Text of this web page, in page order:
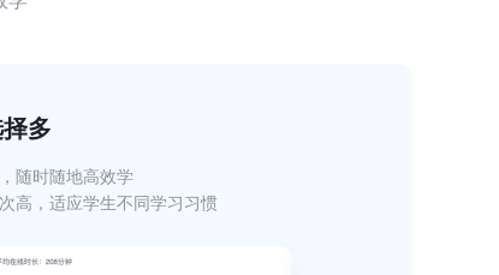
多
随时随地高效学
高，适应学生不同学习习惯